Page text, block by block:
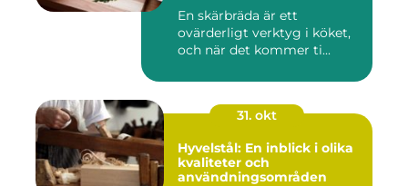
En skärbräda är ett
ovärderligt verktyg i köket,
och när det kommer ti...
31. okt
Hyvelstål: En inblick i olika
kvaliteter och
användningsområden